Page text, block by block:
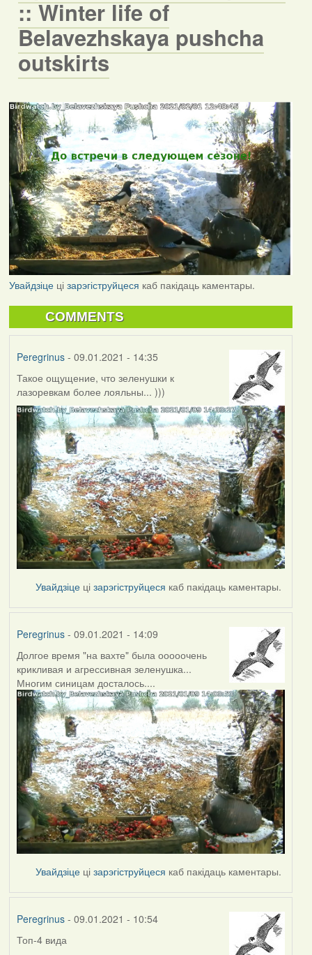
:: Winter life of
Belavezhskaya pushcha
outskirts
Увайдзіцеці зарэгіструйцеся каб пакідаць каментары.
COMMENTS
Peregrinus- 09.01.2021 - 14:35
Такое ощущение, что зеленушки к
лазоревкам более лояльны... )))
Увайдзіце цізарэгіструйцеся каб пакідаць каментары.
Peregrinus- 09.01.2021 - 14:09
Долгое время "на вахте" была ооооочень
крикливая и агрессивная зеленушка...
Многим синицам досталось....
Увайдзіце цізарэгіструйцеся каб пакідаць каментары.
Peregrinus- 09.01.2021 - 10:54
Топ-4 вида